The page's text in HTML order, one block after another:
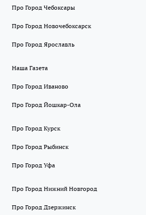
Про Город Чебоксары
Про Город Новочебоксарск
Про Город Ярославль
Наша Газета
Про Город Иваново
Про Город Йошкар-Ола
Про Город Курск
Про Город Рыбинск
Про Город Уфа
Про Город Нижний Новгород
Про Город Дзержинск